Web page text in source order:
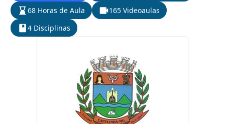
68 Horas de Aula
165 Videoaulas
4 Disciplinas